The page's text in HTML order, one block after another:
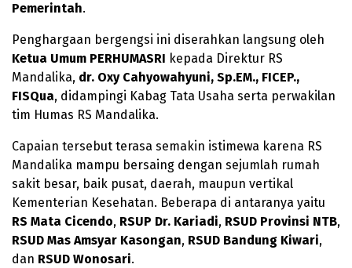
Pemerintah.
Penghargaan bergengsi ini diserahkan langsung oleh
Ketua Umum PERHUMASRI kepada Direktur RS
Mandalika, dr. Oxy Cahyowahyuni, Sp.EM., FICEP.,
FISQua, didampingi Kabag Tata Usaha serta perwakilan
tim Humas RS Mandalika.
Capaian tersebut terasa semakin istimewa karena RS
Mandalika mampu bersaing dengan sejumlah rumah
sakit besar, baik pusat, daerah, maupun vertikal
Kementerian Kesehatan. Beberapa di antaranya yaitu
RS Mata Cicendo, RSUP Dr. Kariadi, RSUD Provinsi NTB,
RSUD Mas Amsyar Kasongan, RSUD Bandung Kiwari,
dan RSUD Wonosari.